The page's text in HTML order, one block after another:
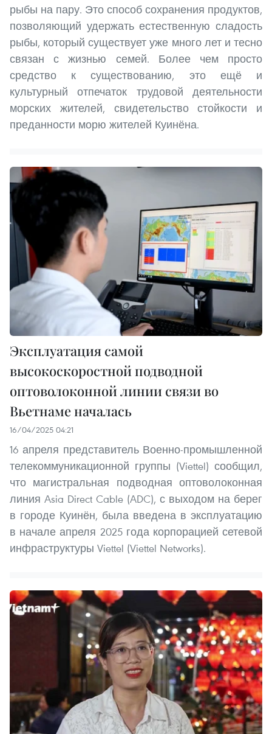
рыбы на пару. Это способ сохранения продуктов,
позволяющий удержать естественную сладость
рыбы, который существует уже много лет и тесно
связан с жизнью семей. Более чем просто
средство к существованию, это ещё и
культурный отпечаток трудовой деятельности
морских жителей, свидетельство стойкости и
преданности морю жителей Куинёна.
Эксплуатация самой
высокоскоростной подводной
оптоволоконной линии связи во
Вьетнаме началась
16/04/2025 04:21
16 апреля представитель Военно-промышленной
телекоммуникационной группы (Viettel) сообщил,
что магистральная подводная оптоволоконная
линия Asia Direct Cable (ADC), с выходом на берег
в городе Куинён, была введена в эксплуатацию
в начале апреля 2025 года корпорацией сетевой
инфраструктуры Viettel (Viettel Networks).